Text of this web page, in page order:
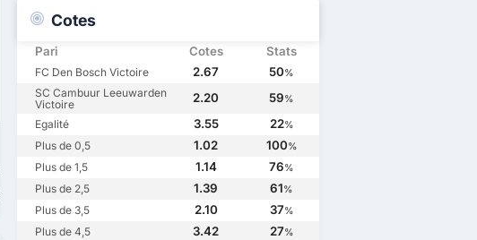
22/12/2023
FC Den Bosch
09/9/2023
FC Den Bosch
09/4/2021
FC Den Bosch
Cotes
Pari Cotes Stats
FC Den Bosch Victoire 2.67 50%
SC Cambuur Leeuwarden
Victoire
2.20 59%
Egalité 3.55 22%
Plus de 0,5 1.02 100%
Plus de 1,5 1.14 76%
Plus de 2,5 1.39 61%
Plus de 3,5 2.10 37%
Plus de 4,5 3.42 27%